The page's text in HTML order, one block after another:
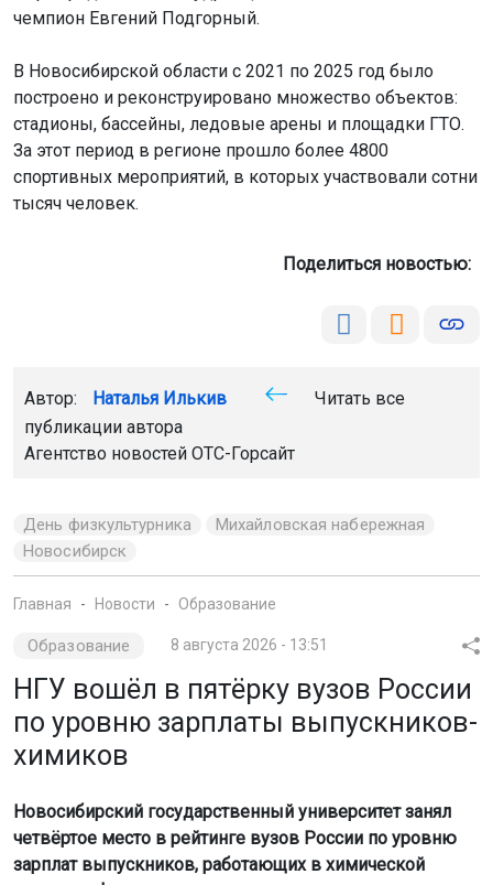
чемпион Евгений Подгорный.
В Новосибирской области с 2021 по 2025 год было
построено и реконструировано множество объектов:
стадионы, бассейны, ледовые арены и площадки ГТО.
За этот период в регионе прошло более 4800
спортивных мероприятий, в которых участвовали сотни
тысяч человек.
Поделиться новостью:
Автор: Наталья Илькив
Читать все
публикации автора
Агентство новостей ОТС-Горсайт
День физкультурника
Михайловская набережная
Новосибирск
Главная Новости Образование
Образование 8 августа 2026 - 13:51
НГУ вошёл в пятёрку вузов России
по уровню зарплаты выпускников-
химиков
Новосибирский государственный университет занял
четвёртое место в рейтинге вузов России по уровню
зарплат выпускников, работающих в химической